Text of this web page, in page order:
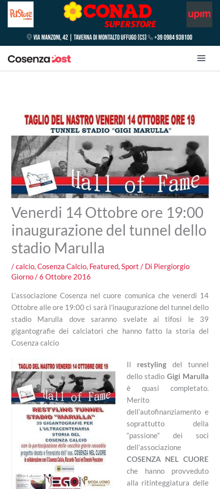
Venerdi 14 Ottobre ore 19:00
inaugurazione del tunnel dello
stadio Marulla
/calcio ,Cosenza Calcio Featured Sport / Di Piergiorgio
Giorno /6 Ottobre 2016
L’associazione Cosenza nel cuore comunica che venerdi 14
Ottobre alle ore 19:00 ci sarà l’inaugurazione del tunnel dello
stadio Marulla dove saranno svelate ai tifosi le 39
gigantografie dei calciatori che hanno fatto la storia del
Cosenza calcio
Il restylingdel tunnel
dello stadioGigi Marulla
è quasi completato.
Merito
dell’autofinanziamento e
soprattutto della
“passione” dei soci
dell’associazione
COSENZA NEL CUORE
che hanno provveduto
alla ritinteggiatura delle